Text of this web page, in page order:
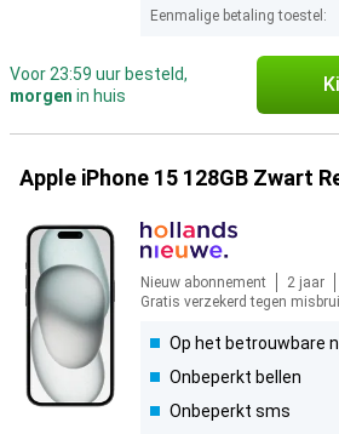
Eenmalige betaling toestel:
Voor 23:59 uur besteld,
morgen in huis
Apple iPhone 15 128GB Zwart
Nieuw abonnement
2 jaar
Gratis verzekerd tegen
Op het betrouwbare
Onbeperkt bellen
Onbeperkt sms